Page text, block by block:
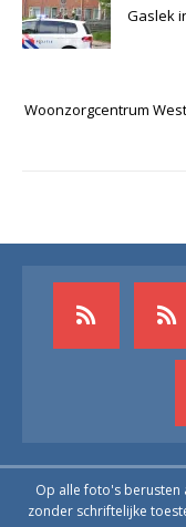
Gaslek
Woonzorgcentrum
Op alle foto's berusten
zonder schriftelijke